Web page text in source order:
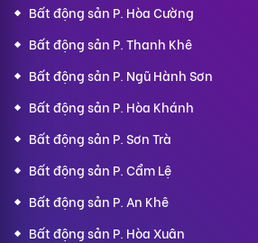
Bất động sản P. Hòa Cường
Bất động sản P. Thanh Khê
Bất động sản P. Ngũ Hành Sơn
Bất động sản P. Hòa Khánh
Bất động sản P. Sơn Trà
Bất động sản P. Cẩm Lệ
Bất động sản P. An Khê
Bất động sản P. Hòa Xuân